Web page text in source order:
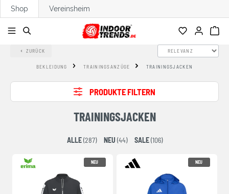
springen
Shop Vereinsheim
ZURÜCK
BEKLEIDUNG TRAININGSANZÜGE TRAININGSJACKEN
PRODUKTE FILTERN
TRAININGSJACKEN
ALLE(287) NEU (44) SALE(106)
NEU NEU